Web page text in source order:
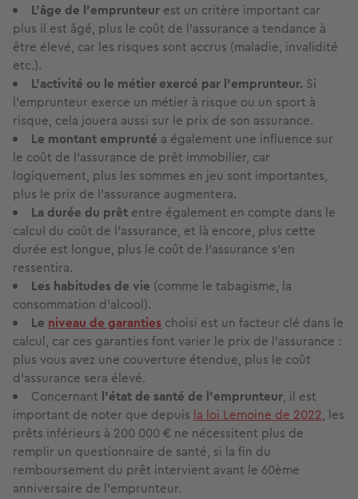
L’âge de l’emprunteur est un critère important car
plus il est âgé, plus le coût de l’assurance a tendance à
être élevé, car les risques sont accrus (maladie, invalidité
etc.).
L’activité ou le métier exercé par l’emprunteur. Si
l'emprunteur exerce un métier à risque ou un sport à
risque, cela jouera aussi sur le prix de son assurance.
Le montant emprunté a également une influence sur
le coût de l’assurance de prêt immobilier, car
logiquement, plus les sommes en jeu sont importantes,
plus le prix de l’assurance augmentera.
La durée du prêt entre également en compte dans le
calcul du coût de l’assurance, et là encore, plus cette
durée est longue, plus le coût de l’assurance s'en
ressentira.
Les habitudes de vie (comme le tabagisme, la
consommation d'alcool).
Le niveau de garanties choisi est un facteur clé dans le
calcul, car ces garanties font varier le prix de l’assurance :
plus vous avez une couverture étendue, plus le coût
d'assurance sera élevé.
Concernant l’état de santé de l’emprunteur, il est
important de noter que depuis la loi Lemoine de 2022, les
prêts inférieurs à 200 000 € ne nécessitent plus de
remplir un questionnaire de santé, si la fin du
remboursement du prêt intervient avant le 60ème
anniversaire de l'emprunteur.